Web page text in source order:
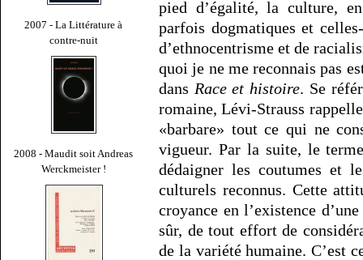
2007 - La Littérature à
contre-nuit
2008 - Maudit soit Andreas
Werckmeister !
pied d’égalité, la culture,
parfois dogmatiques et
d’ethnocentrisme et de
quoi je ne me reconnais pas
dans Race et histoire. Se
romaine, Lévi-Strauss
«barbare» tout ce qui ne
vigueur. Par la suite, le
dédaigner les coutumes et
culturels reconnus. Cette
croyance en l’existence
sûr, de tout effort de
de la variété humaine. C’est